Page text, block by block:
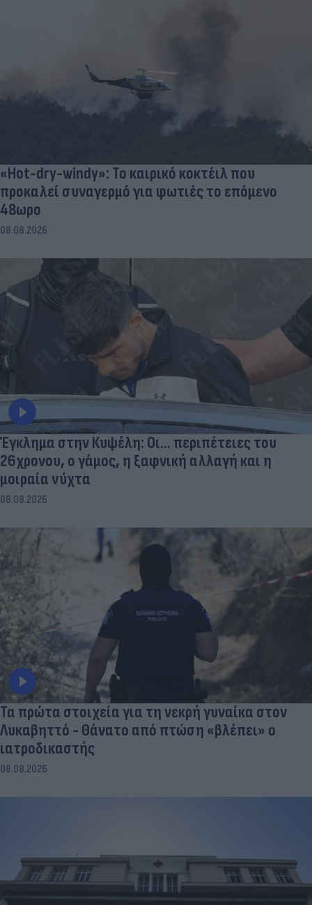
«Hot-dry-windy»: Το καιρικό κοκτέιλ που
προκαλεί συναγερμό για φωτιές το επόμενο
48ωρο
08.08.2026
Έγκλημα στην Κυψέλη: Οι... περιπέτειες του
26χρονου, ο γάμος, η ξαφνική αλλαγή και η
μοιραία νύχτα
08.08.2026
Τα πρώτα στοιχεία για τη νεκρή γυναίκα στον
Λυκαβηττό - Θάνατο από πτώση «βλέπει» ο
ιατροδικαστής
08.08.2026